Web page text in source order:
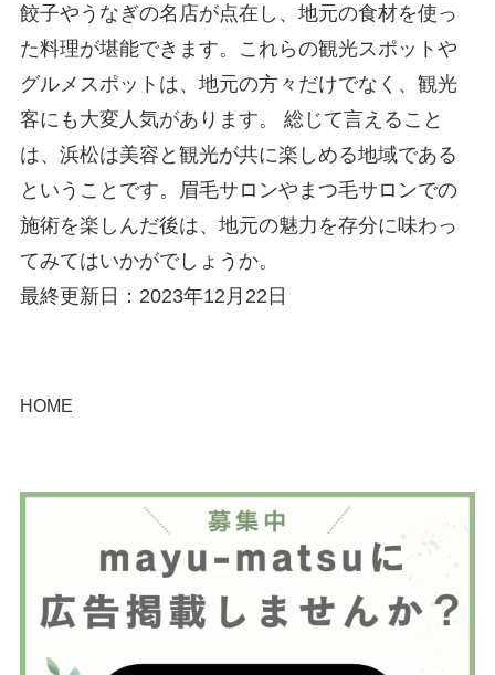
餃子やうなぎの名店が点在し、地元の食材を使っ
た料理が堪能できます。これらの観光スポットや
グルメスポットは、地元の方々だけでなく、観光
客にも大変人気があります。 総じて言えること
は、浜松は美容と観光が共に楽しめる地域である
ということです。眉毛サロンやまつ毛サロンでの
施術を楽しんだ後は、地元の魅力を存分に味わっ
てみてはいかがでしょうか。
最終更新日：2023年12月22日
HOME